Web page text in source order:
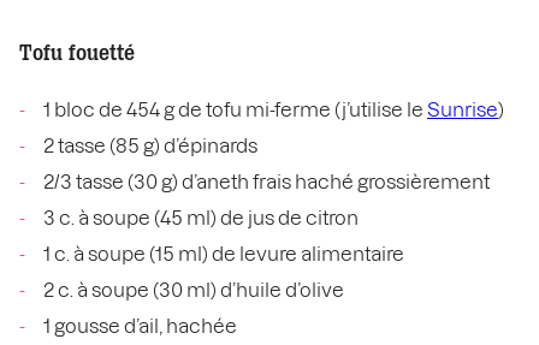
Tofu fouetté
1 bloc de 454 g de tofu mi-ferme (j’utilise le Sunrise)
2 tasse (85 g) d’épinards
2/3 tasse (30 g) d’aneth frais haché grossièrement
3 c. à soupe (45 ml) de jus de citron
1 c. à soupe (15 ml) de levure alimentaire
2 c. à soupe (30 ml) d’huile d’olive
1 gousse d’ail, hachée